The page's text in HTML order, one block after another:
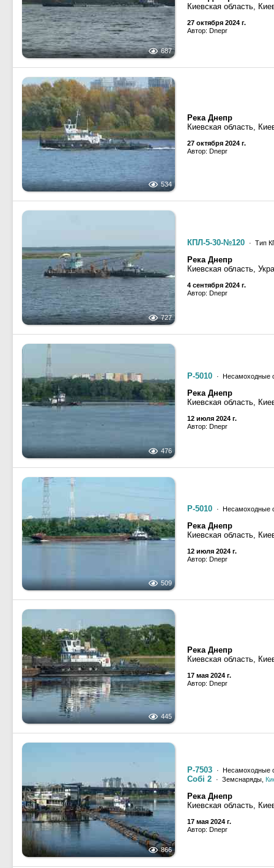
687
Киевская область,
27 октября 2024 г.
Автор: Dnepr
534
Река Днепр
Киевская область,
27 октября 2024 г.
Автор: Dnepr
727
КПЛ-5-30-№120 · Тип
Река Днепр
Киевская область,
4 сентября 2024 г.
Автор: Dnepr
476
Р-5010 · Несамоходные
Река Днепр
Киевская область,
12 июля 2024 г.
Автор: Dnepr
509
Р-5010 · Несамоходные
Река Днепр
Киевская область,
12 июля 2024 г.
Автор: Dnepr
445
Река Днепр
Киевская область,
17 мая 2024 г.
Автор: Dnepr
866
Р-7503 · Несамоходные
Собi 2 · Земснаряды,
Река Днепр
Киевская область,
17 мая 2024 г.
Автор: Dnepr